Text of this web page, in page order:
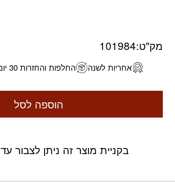
מק"ט:101984
אחריות לשנה החלפות והחזרות 30 יום
הוספה לסל
בקניית מוצר זה ניתן לצבור עד 7.5 נקודות.